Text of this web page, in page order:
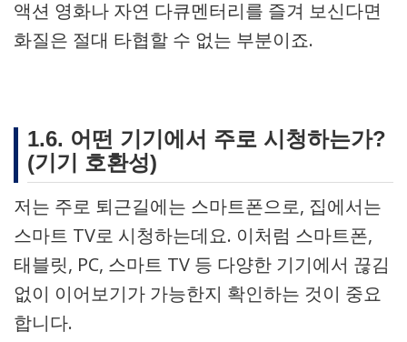
액션 영화나 자연 다큐멘터리를 즐겨 보신다면
화질은 절대 타협할 수 없는 부분이죠.
1.6. 어떤 기기에서 주로 시청하는가?
(기기 호환성)
저는 주로 퇴근길에는 스마트폰으로, 집에서는
스마트 TV로 시청하는데요. 이처럼 스마트폰,
태블릿, PC, 스마트 TV 등 다양한 기기에서 끊김
없이 이어보기가 가능한지 확인하는 것이 중요
합니다.